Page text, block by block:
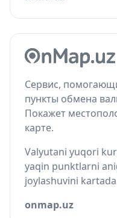
Сервис,
пункты обмена
Покажет
карте.
Valyutani yuqori
yaqin punktlarni
joylashuvini
onmap.uz